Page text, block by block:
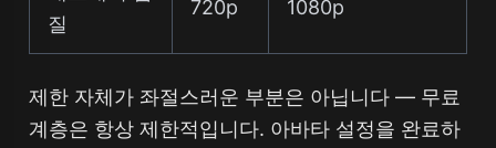
질
720p 1080p
제한 자체가 좌절스러운 부분은 아닙니다 — 무료
계층은 항상 제한적입니다. 아바타 설정을 완료하